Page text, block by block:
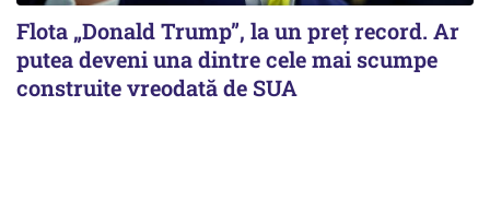
Flota „Donald Trump”, la un preț record. Ar
putea deveni una dintre cele mai scumpe
construite vreodată de SUA